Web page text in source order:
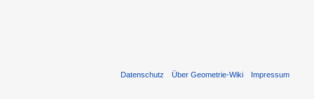
Datenschutz Über Geometrie-Wiki Impressum